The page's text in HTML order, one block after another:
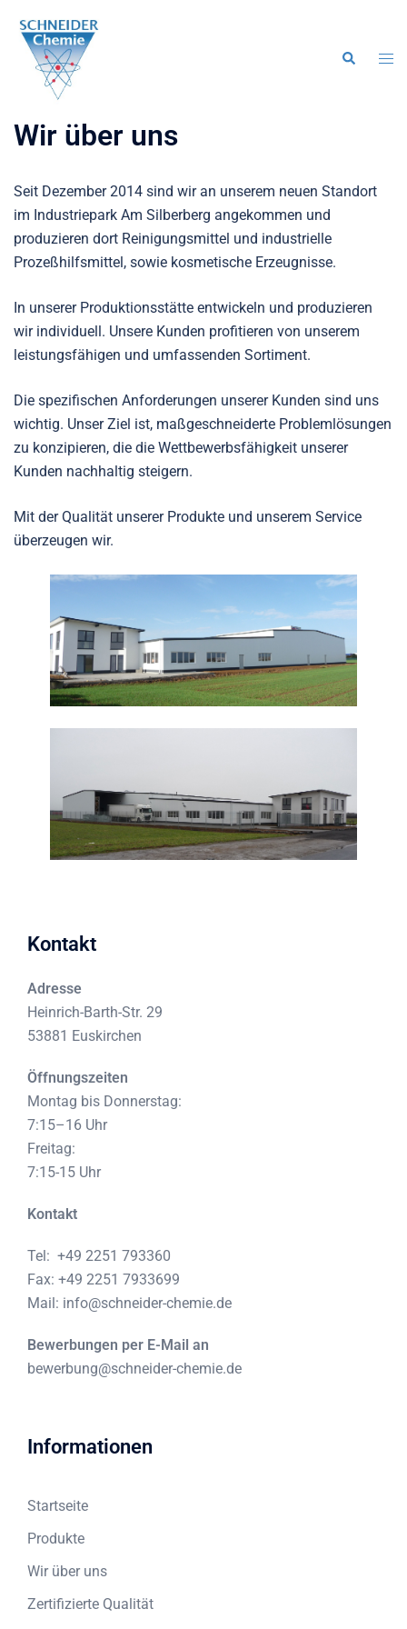
Inhalt
springen
Suche
Wir über uns
Seit Dezember 2014 sind wir an unserem neuen Standort
im Industriepark Am Silberberg angekommen und
produzieren dort Reinigungsmittel und industrielle
Prozeßhilfsmittel, sowie kosmetische Erzeugnisse.
In unserer Produktionsstätte entwickeln und produzieren
wir individuell. Unsere Kunden profitieren von unserem
leistungsfähigen und umfassenden Sortiment.
Die spezifischen Anforderungen unserer Kunden sind uns
wichtig. Unser Ziel ist, maßgeschneiderte Problemlösungen
zu konzipieren, die die Wettbewerbsfähigkeit unserer
Kunden nachhaltig steigern.
Mit der Qualität unserer Produkte und unserem Service
überzeugen wir.
Kontakt
Adresse
Heinrich-Barth-Str. 29
53881 Euskirchen
Öffnungszeiten
Montag bis Donnerstag:
7:15–16 Uhr
Freitag:
7:15-15 Uhr
Kontakt
Tel: +49 2251 793360
Fax: +49 2251 7933699
Mail: info@schneider-chemie.de
Bewerbungen per E-Mail an
bewerbung@schneider-chemie.de
Informationen
Startseite
Produkte
Wir über uns
Zertifizierte Qualität